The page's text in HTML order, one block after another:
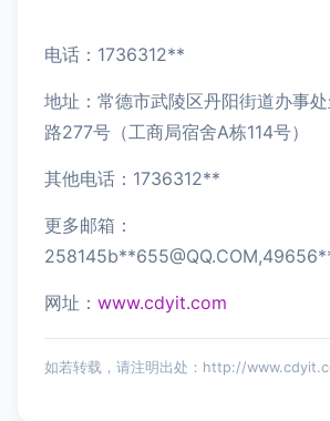
电话：1736312**
地址：常德市武陵区丹阳街道办事
路277号（工商局宿舍A栋114号）
其他电话：1736312**
更多邮箱：
258145b**655@QQ.COM
网址： www.cdyit.com
如若转载，请注明出处：http://